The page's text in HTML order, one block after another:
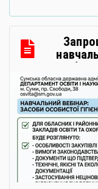
засоби у